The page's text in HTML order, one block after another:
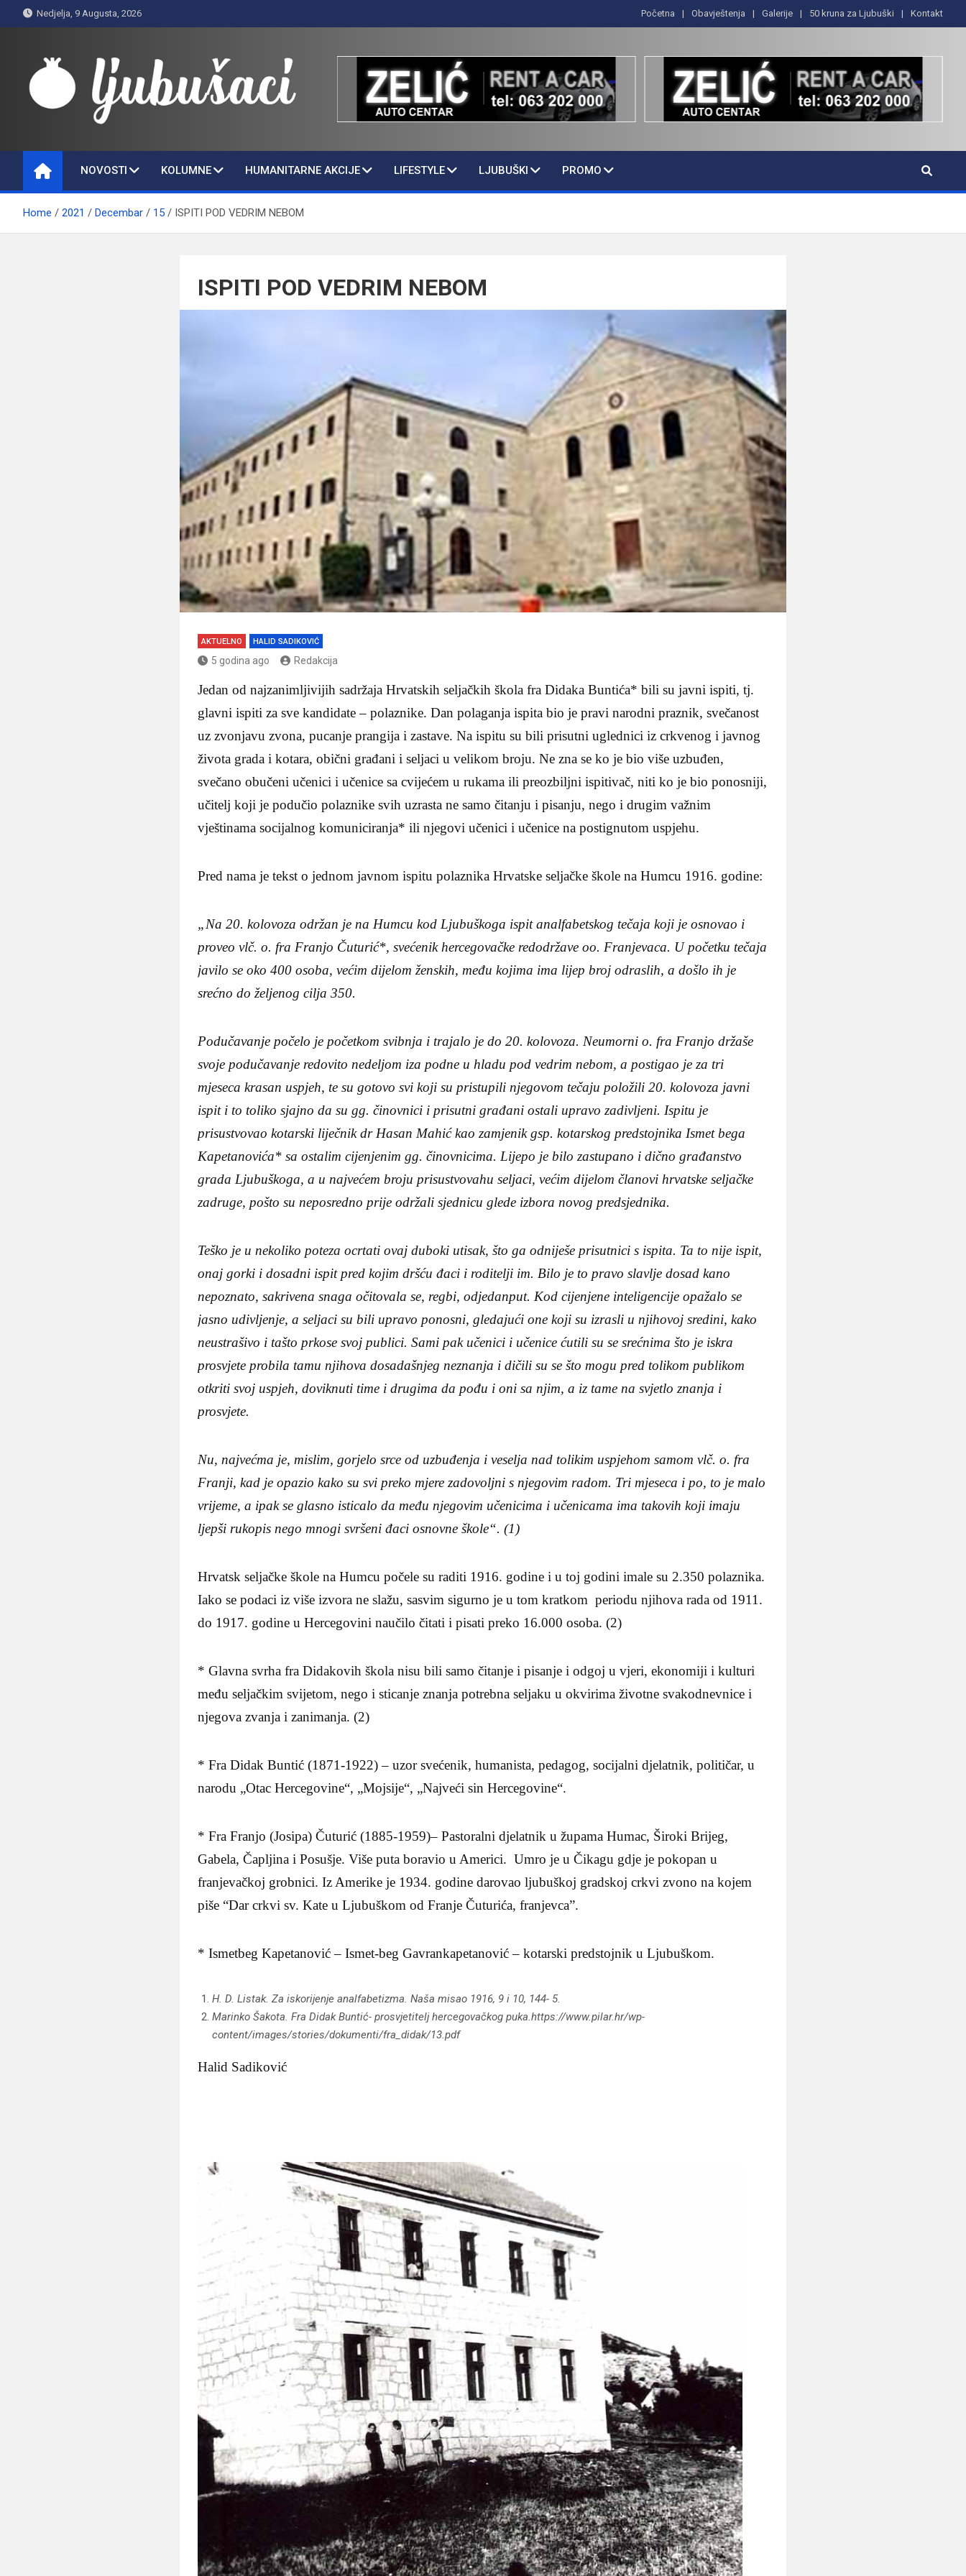
to
Nedjelja, 9 Augusta, 2026 Početna Obavještenja Galerije 50 kruna za Ljubuški Kontakt
Ljubušaci
NOVOSTI KOLUMNE HUMANITARNE AKCIJE LIFESTYLE LJUBUŠKI PROMO
Home 2021 Decembar 15 ISPITI POD VEDRIM NEBOM
ISPITI POD VEDRIM NEBOM
AKTUELNO HALID SADIKOVIĆ
5 godina ago Redakcija
Jedan od najzanimljivijih sadržaja Hrvatskih seljačkih škola fra Didaka Buntića* bili su javni ispiti, tj.
glavni ispiti za sve kandidate – polaznike. Dan polaganja ispita bio je pravi narodni praznik, svečanost
uz zvonjavu zvona, pucanje prangija i zastave. Na ispitu su bili prisutni uglednici iz crkvenog i javnog
života grada i kotara, obični građani i seljaci u velikom broju. Ne zna se ko je bio više uzbuđen,
svečano obučeni učenici i učenice sa cvijećem u rukama ili preozbiljni ispitivač, niti ko je bio ponosniji,
učitelj koji je podučio polaznike svih uzrasta ne samo čitanju i pisanju, nego i drugim važnim
vještinama socijalnog komuniciranja* ili njegovi učenici i učenice na postignutom uspjehu.
Pred nama je tekst o jednom javnom ispitu polaznika Hrvatske seljačke škole na Humcu 1916. godine:
„Na 20. kolovoza održan je na Humcu kod Ljubuškoga ispit analfabetskog tečaja koji je osnovao i
proveo vlč. o. fra Franjo Čuturić*, svećenik hercegovačke redodržave oo. Franjevaca. U početku tečaja
javilo se oko 400 osoba, većim dijelom ženskih, među kojima ima lijep broj odraslih, a došlo ih je
srećno do željenog cilja 350.
Podučavanje počelo je početkom svibnja i trajalo je do 20. kolovoza. Neumorni o. fra Franjo držaše
svoje podučavanje redovito nedeljom iza podne u hladu pod vedrim nebom, a postigao je za tri
mjeseca krasan uspjeh, te su gotovo svi koji su pristupili njegovom tečaju položili 20. kolovoza javni
ispit i to toliko sjajno da su gg. činovnici i prisutni građani ostali upravo zadivljeni. Ispitu je
prisustvovao kotarski liječnik dr Hasan Mahić kao zamjenik gsp. kotarskog predstojnika Ismet bega
Kapetanovića* sa ostalim cijenjenim gg. činovnicima. Lijepo je bilo zastupano i dično građanstvo
grada Ljubuškoga, a u najvećem broju prisustvovahu seljaci, većim dijelom članovi hrvatske seljačke
zadruge, pošto su neposredno prije održali sjednicu glede izbora novog predsjednika.
Teško je u nekoliko poteza ocrtati ovaj duboki utisak, što ga odniješe prisutnici s ispita. Ta to nije ispit,
onaj gorki i dosadni ispit pred kojim dršću đaci i roditelji im. Bilo je to pravo slavlje dosad kano
nepoznato, sakrivena snaga očitovala se, regbi, odjedanput. Kod cijenjene inteligencije opažalo se
jasno udivljenje, a seljaci su bili upravo ponosni, gledajući one koji su izrasli u njihovoj sredini, kako
neustrašivo i tašto prkose svoj publici. Sami pak učenici i učenice ćutili su se srećnima što je iskra
prosvjete probila tamu njihova dosadašnjeg neznanja i dičili su se što mogu pred tolikom publikom
otkriti svoj uspjeh, doviknuti time i drugima da pođu i oni sa njim, a iz tame na svjetlo znanja i
prosvjete.
Nu, najvećma je, mislim, gorjelo srce od uzbuđenja i veselja nad tolikim uspjehom samom vlč. o. fra
Franji, kad je opazio kako su svi preko mjere zadovoljni s njegovim radom. Tri mjeseca i po, to je malo
vrijeme, a ipak se glasno isticalo da među njegovim učenicima i učenicama ima takovih koji imaju
ljepši rukopis nego mnogi svršeni đaci osnovne škole“. (1)
Hrvatsk seljačke škole na Humcu počele su raditi 1916. godine i u toj godini imale su 2.350 polaznika.
Iako se podaci iz više izvora ne slažu, sasvim sigurno je u tom kratkom periodu njihova rada od 1911.
do 1917. godine u Hercegovini naučilo čitati i pisati preko 16.000 osoba. (2)
* Glavna svrha fra Didakovih škola nisu bili samo čitanje i pisanje i odgoj u vjeri, ekonomiji i kulturi
među seljačkim svijetom, nego i sticanje znanja potrebna seljaku u okvirima životne svakodnevnice i
njegova zvanja i zanimanja. (2)
* Fra Didak Buntić (1871-1922) – uzor svećenik, humanista, pedagog, socijalni djelatnik, političar, u
narodu „Otac Hercegovine“, „Mojsije“, „Najveći sin Hercegovine“.
* Fra Franjo (Josipa) Čuturić (1885-1959)– Pastoralni djelatnik u župama Humac, Široki Brijeg,
Gabela, Čapljina i Posušje. Više puta boravio u Americi. Umro je u Čikagu gdje je pokopan u
franjevačkoj grobnici. Iz Amerike je 1934. godine darovao ljubuškoj gradskoj crkvi zvono na kojem
piše “Dar crkvi sv. Kate u Ljubuškom od Franje Čuturića, franjevca”.
* Ismetbeg Kapetanović – Ismet-beg Gavrankapetanović – kotarski predstojnik u Ljubuškom.
H. D. Listak. Za iskorijenje analfabetizma. Naša misao 1916, 9 i 10, 144- 5.
Marinko Šakota. Fra Didak Buntić- prosvjetitelj hercegovačkog puka.https://www.pilar.hr/wp-
content/images/stories/dokumenti/fra_didak/13.pdf
Halid Sadiković